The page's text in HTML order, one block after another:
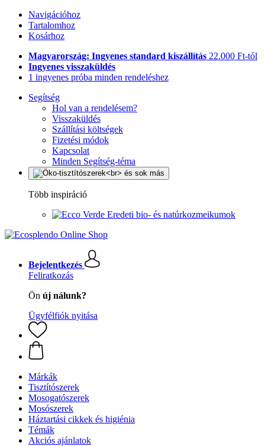
Navigációhoz
Tartalomhoz
Kosárhoz
Magyarország: Ingyenes standard kiszállítás 22.000 Ft-tól
Ingyenes visszaküldés
1 ingyenes próba minden rendeléshez
Segítség
Hol van a rendelésem?
Visszaküldés
Szállítási költségek
Fizetési módok
Kapcsolat
Minden Segítség-téma
Több inspiráció
Eredeti bio- és natúrkozmeikumok
Bejelentkezés
Feliratkozás
Ön új nálunk?
Ügyfélfiók nyitása
Márkák
Tisztítószerek
Mosogatószerek
Mosószerek
Háztartási cikkek és higiénia
Témák
Akciós ajánlatok